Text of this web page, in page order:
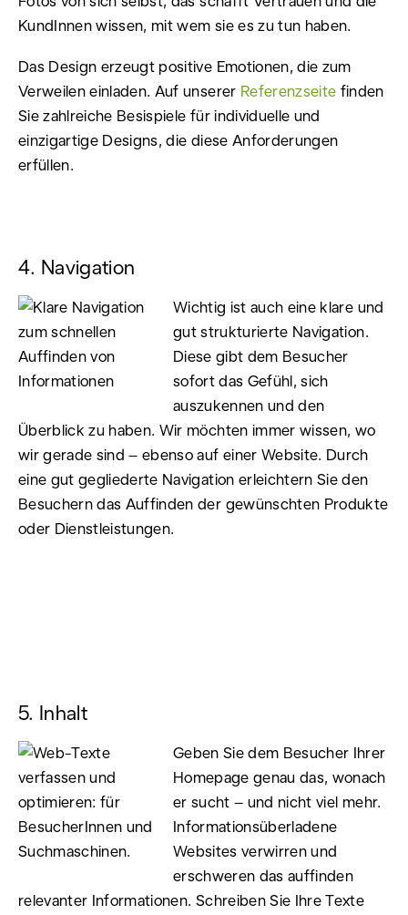
KundInnen wissen, mit wem sie es zu tun haben.
Das Design erzeugt positive Emotionen, die zum
Verweilen einladen. Auf unserer Referenzseite finden
Sie zahlreiche Besispiele für individuelle und
einzigartige Designs, die diese Anforderungen
erfüllen.
4. Navigation
Wichtig ist auch eine klare und
gut strukturierte Navigation.
Diese gibt dem Besucher
sofort das Gefühl, sich
auszukennen und den
Überblick zu haben. Wir möchten immer wissen, wo
wir gerade sind – ebenso auf einer Website. Durch
eine gut gegliederte Navigation erleichtern Sie den
Besuchern das Auffinden der gewünschten Produkte
oder Dienstleistungen.
5. Inhalt
Geben Sie dem Besucher Ihrer
Homepage genau das, wonach
er sucht – und nicht viel mehr.
Informationsüberladene
Websites verwirren und
erschweren das auffinden
relevanter Informationen. Schreiben Sie Ihre Texte